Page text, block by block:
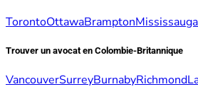
TorontoOttawaBramptonMississauga
Trouver un avocat en Colombie-Britannique
VancouverSurreyBurnabyRichmond